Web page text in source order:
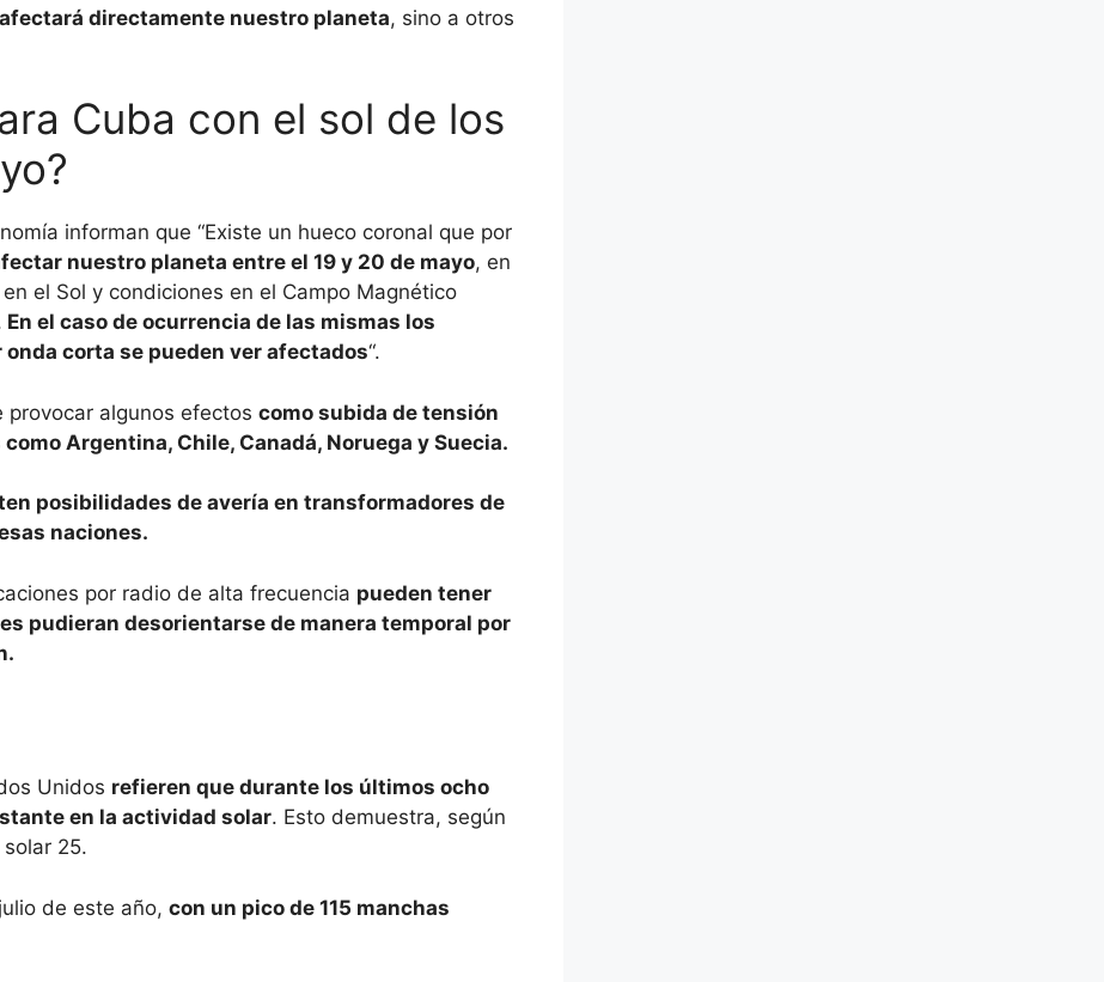
directamente nuestro planeta, sino a otros
Cuba con el sol de los
informan que “Existe un hueco coronal que por
nuestro planeta entre el 19 y 20 de mayo, en
el Sol y condiciones en el Campo Magnético
En el caso de ocurrencia de las mismas los
corta se pueden ver afectados“.
algunos efectos como subida de tensión
Argentina, Chile, Canadá, Noruega y Suecia.
posibilidades de avería en transformadores de
naciones.
por radio de alta frecuencia pueden tener
pudieran desorientarse de manera temporal por
Unidos refieren que durante los últimos ocho
en la actividad solar. Esto demuestra, según
25.
de este año, con un pico de 115 manchas